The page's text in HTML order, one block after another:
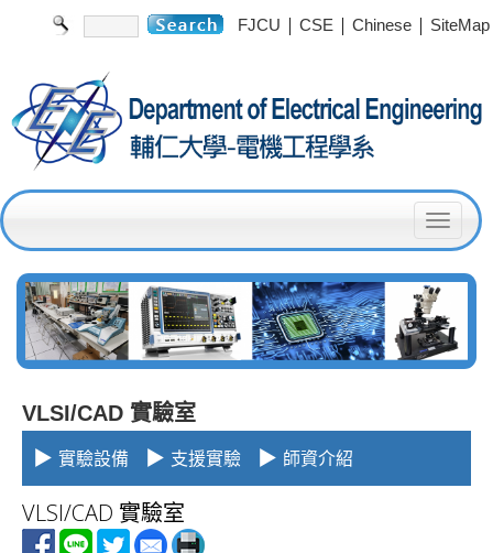
FJCU | CSE | Chinese | SiteMap
T
g
g
l
VLSI/CAD 實驗室
▶ 實驗設備 ▶ 支援實驗 ▶ 師資介紹
VLSI/CAD 實驗室